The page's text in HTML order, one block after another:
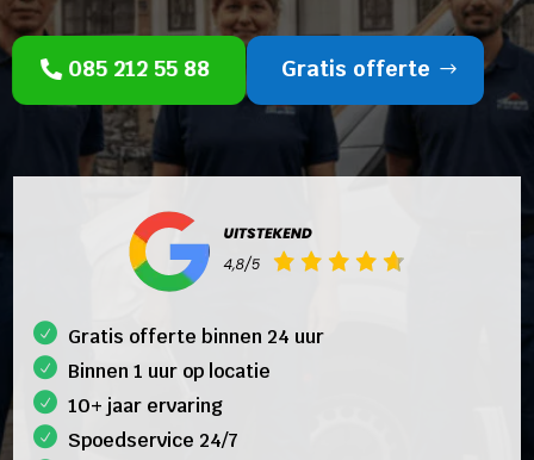
085 212 55 88 Gratis offerte
Gratis offerte binnen 24 uur
Binnen 1 uur op locatie
10+ jaar ervaring
Spoedservice 24/7